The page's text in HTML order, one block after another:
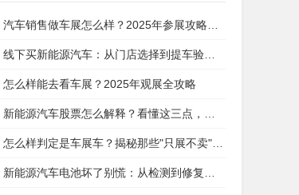
汽车销售做车展怎么样？2025年参展攻略与实战经验分享
线下买新能源汽车：从门店选择到提车验收，这5个关键步骤帮你避坑
怎么样能去看车展？2025年观展全攻略
新能源汽车股票怎么解释？看懂这三点，你就明白它的投资价值在哪
怎么样判定是车展车？揭秘那些"只展不卖"的特殊车辆
新能源汽车电池坏了别慌：从检测到修复的全流程指南